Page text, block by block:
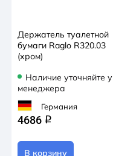
Держатель туалетной
бумаги Raglo R320.03
(хром)
Наличие уточняйте у
менеджера
Германия
4686 q
В корзину